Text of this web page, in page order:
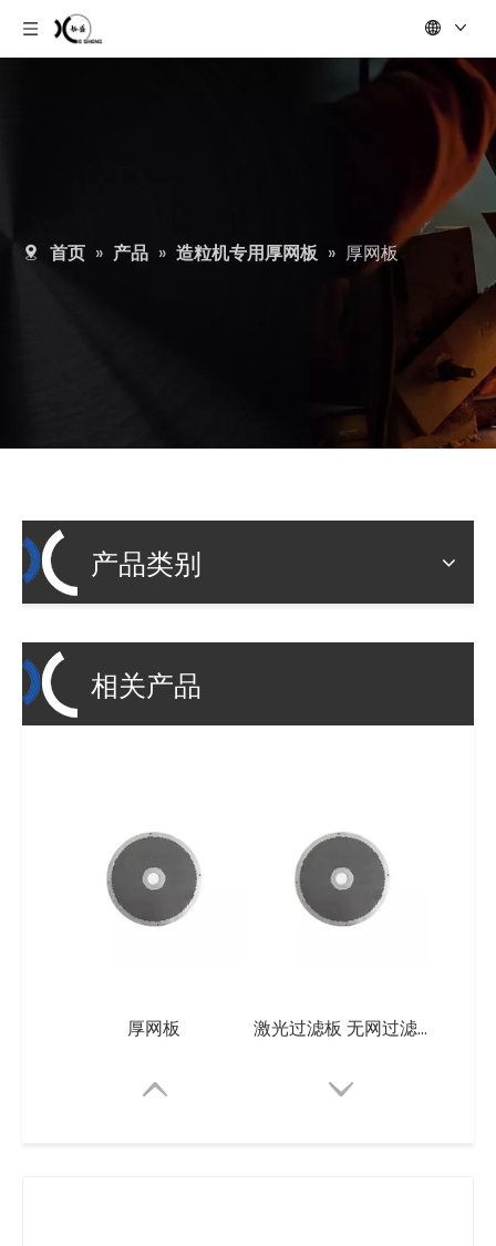
首页 » 产品 » 造粒机专用厚网板 » 厚网板
产品类别
相关产品
厚网板 激光过滤板 无网过滤器穿孔板